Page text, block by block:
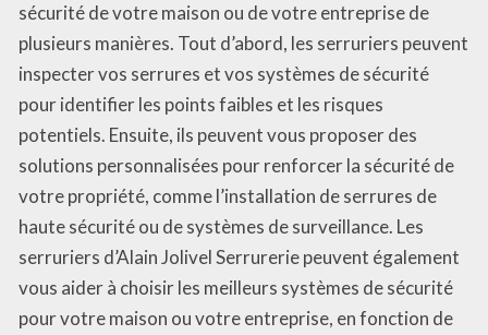
sécurité de votre maison ou de votre entreprise de
plusieurs manières. Tout d’abord, les serruriers peuvent
inspecter vos serrures et vos systèmes de sécurité
pour identifier les points faibles et les risques
potentiels. Ensuite, ils peuvent vous proposer des
solutions personnalisées pour renforcer la sécurité de
votre propriété, comme l’installation de serrures de
haute sécurité ou de systèmes de surveillance. Les
serruriers d’Alain Jolivel Serrurerie peuvent également
vous aider à choisir les meilleurs systèmes de sécurité
pour votre maison ou votre entreprise, en fonction de